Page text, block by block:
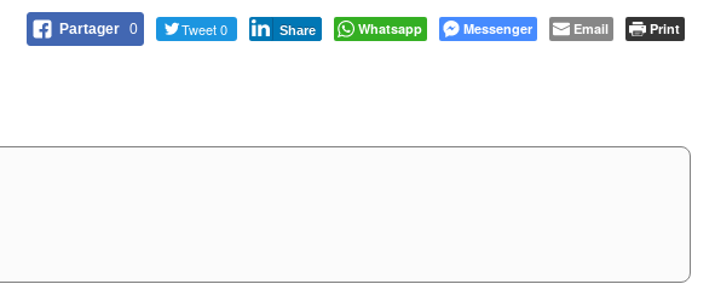
Partager 0 Tweet 0 Share Whatsapp Messenger Email Print